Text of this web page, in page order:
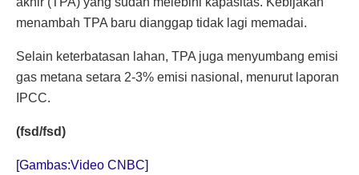
menambah TPA baru dianggap tidak lagi memadai.
Selain keterbatasan lahan, TPA juga menyumbang emisi
gas metana setara 2-3% emisi nasional, menurut laporan
IPCC.
(fsd/fsd)
[Gambas:Video CNBC]